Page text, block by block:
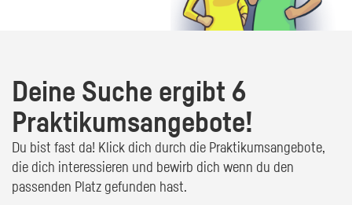
Deine Suche ergibt 6
Praktikumsangebote!
Du bist fast da! Klick dich durch die Praktikumsangebote,
die dich interessieren und bewirb dich wenn du den
passenden Platz gefunden hast.